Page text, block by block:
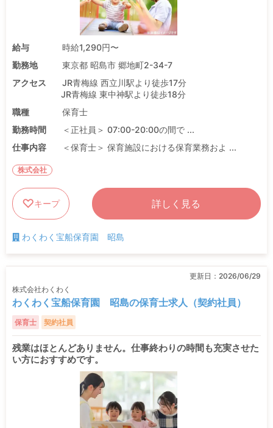
給与
時給1,290円〜
勤務地
東京都 昭島市 郷地町2-34-7
アクセス
JR青梅線 西立川駅より徒歩17分
JR青梅線 東中神駅より徒歩18分
職種
保育士
勤務時間
＜正社員＞ 07:00-20:00の間で ...
仕事内容
＜保育士＞ 保育施設における保育業務およ ...
株式会社
キープ 詳しく見る
わくわく宝船保育園 昭島
更新日： 2026/06/29
株式会社わくわく
わくわく宝船保育園 昭島の保育士求人（契約社員）
保育士 契約社員
残業はほとんどありません。仕事終わりの時間も充実させた
い方におすすめです。